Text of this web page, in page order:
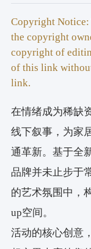
Copyright Notice:
the copyright
copyright of
of this link
link.
在情绪成为稀缺
线下叙事，为家
通革新。基于全
品牌并未止步于
的艺术氛围中，
up空间。
活动的核心创意